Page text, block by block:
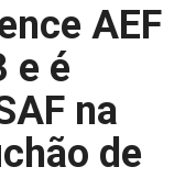
AEF
e é
na
de